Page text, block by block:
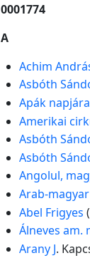
0001774
A
Achim
Asbóth
Apák napjára
Amerikai
Asbóth
Asbóth
Angolul,
Arab-magyar
Abel Frigyes
Álneves am.
Arany J.